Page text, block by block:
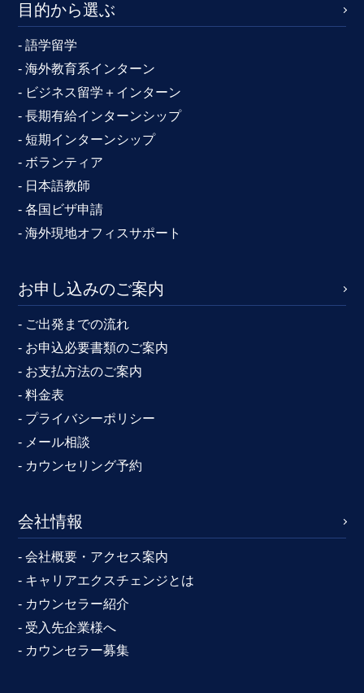
目的から選ぶ
- 語学留学
- 海外教育系インターン
- ビジネス留学＋インターン
- 長期有給インターンシップ
- 短期インターンシップ
- ボランティア
- 日本語教師
- 各国ビザ申請
- 海外現地オフィスサポート
お申し込みのご案内
- ご出発までの流れ
- お申込必要書類のご案内
- お支払方法のご案内
- 料金表
- プライバシーポリシー
- メール相談
- カウンセリング予約
会社情報
- 会社概要・アクセス案内
- キャリアエクスチェンジとは
- カウンセラー紹介
- 受入先企業様へ
- カウンセラー募集